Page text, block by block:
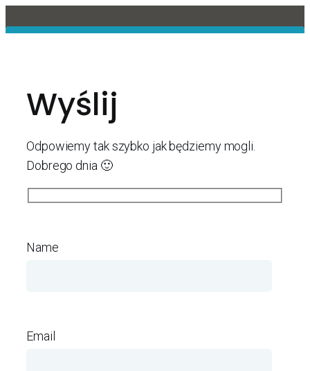
Wyślij
Odpowiemy tak szybko jak będziemy mogli.
Dobrego dnia 🙂
Name
Email